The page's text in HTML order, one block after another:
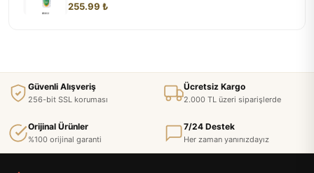
255.99 ₺
Güvenli Alışveriş
256-bit SSL koruması
Ücretsiz Kargo
2.000 TL üzeri siparişlerde
Orijinal Ürünler
%100 orijinal garanti
7/24 Destek
Her zaman yanınızdayız